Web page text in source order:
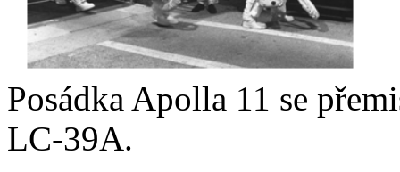
Posádka Apolla 11 se
LC-39A.